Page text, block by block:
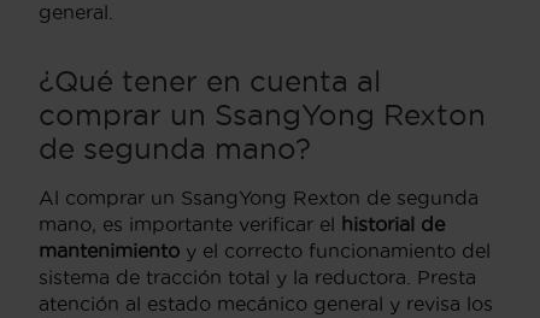
general.
¿Qué tener en cuenta al
comprar un SsangYong Rexton
de segunda mano?
Al comprar un SsangYong Rexton de segunda
mano, es importante verificar el historial de
mantenimiento y el correcto funcionamiento del
sistema de tracción total y la reductora. Presta
atención al estado mecánico general y revisa los